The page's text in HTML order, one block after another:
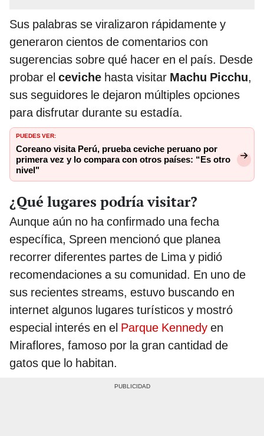
Sus palabras se viralizaron rápidamente y
generaron cientos de comentarios con
sugerencias sobre qué hacer en el país. Desde
probar el ceviche hasta visitar Machu Picchu,
sus seguidores le dejaron múltiples opciones
para disfrutar durante su estadía.
PUEDES VER:
Coreano visita Perú, prueba ceviche peruano por
primera vez y lo compara con otros países: “Es otro
nivel"
¿Qué lugares podría visitar?
Aunque aún no ha confirmado una fecha
específica, Spreen mencionó que planea
recorrer diferentes partes de Lima y pidió
recomendaciones a su comunidad. En uno de
sus recientes streams, estuvo buscando en
internet algunos lugares turísticos y mostró
especial interés en el Parque Kennedy en
Miraflores, famoso por la gran cantidad de
gatos que lo habitan.